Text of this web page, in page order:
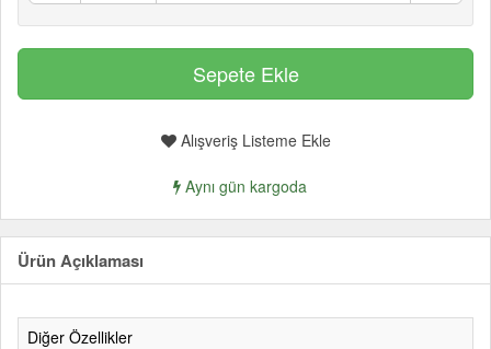
Alışveriş Listeme Ekle
Aynı gün kargoda
Ürün Açıklaması
Diğer Özellikler